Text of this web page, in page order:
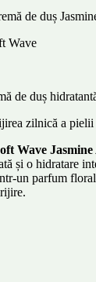
de duș
Wave
de duș
zilnică a pielii
Wave
și o hidratare
un parfum